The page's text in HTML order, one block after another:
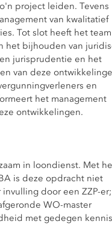
project leiden. Tevens
van kwalitatief
Tot slot heeft het
het bijhouden van
jurisprudentie en het
van deze
en
het management
ontwikkelingen.
in loondienst. Met
is deze opdracht niet
door een ZZP-er;
WO-master
met gedegen